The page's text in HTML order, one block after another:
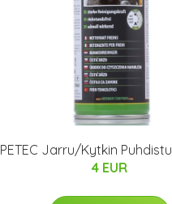
PETEC Jarru/Kytkin
4 EUR